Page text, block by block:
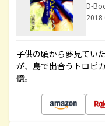
D-
子供の頃から夢見てい
が、島で出合うトロピ
憶。